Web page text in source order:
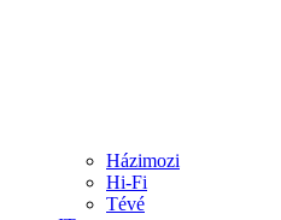
Házimozi
Hi-Fi
Tévé